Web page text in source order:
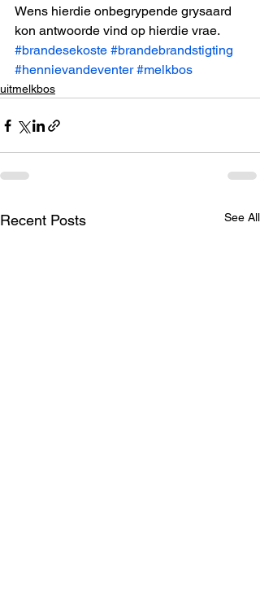
Wens hierdie onbegrypende grysaard
kon antwoorde vind op hierdie vrae.
#brandesekoste #brandebrandstigting
#hennievandeventer #melkbos
uitmelkbos
Recent Posts See All